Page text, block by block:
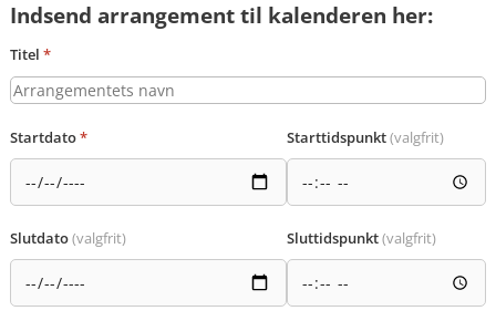
Indsend arrangement til kalenderen her:
Titel *
Startdato* Starttidspunkt(valgfrit)
Slutdato(valgfrit) Sluttidspunkt(valgfrit)